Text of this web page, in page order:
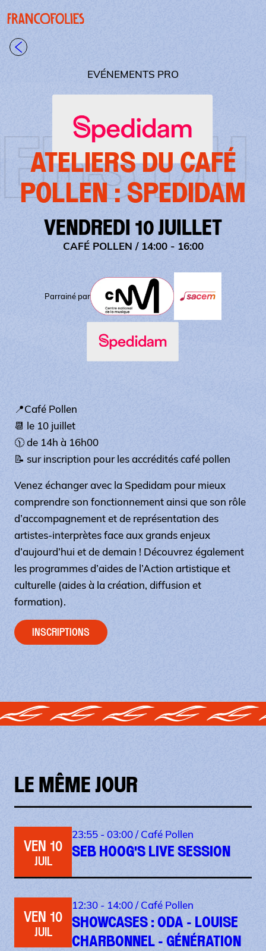
Retour à la liste
EVÉNEMENTS PRO
ATELIERS DU CAFÉ
POLLEN : SPEDIDAM
VENDREDI 10 JUILLET
CAFÉ POLLEN / 14:00 - 16:00
Parrainé par
📍Café Pollen
📆 le 10 juillet
🕦 de 14h à 16h00
📝 sur inscription pour les accrédités café pollen
Venez échanger avec la Spedidam pour mieux
comprendre son fonctionnement ainsi que son rôle
d’accompagnement et de représentation des
artistes-interprètes face aux grands enjeux
d’aujourd’hui et de demain ! Découvrez également
les programmes d’aides de l’Action artistique et
culturelle (aides à la création, diffusion et
formation).
INSCRIPTIONS
CAFÉ
LE MÊME JOUR
VEN 10
JUIL
23:55 - 03:00 /Café Pollen
SEB HOOG'S LIVE SESSION
VEN 10
JUIL
12:30 - 14:00 /Café Pollen
SHOWCASES : ODA - LOUISE
CHARBONNEL - GÉNÉRATION